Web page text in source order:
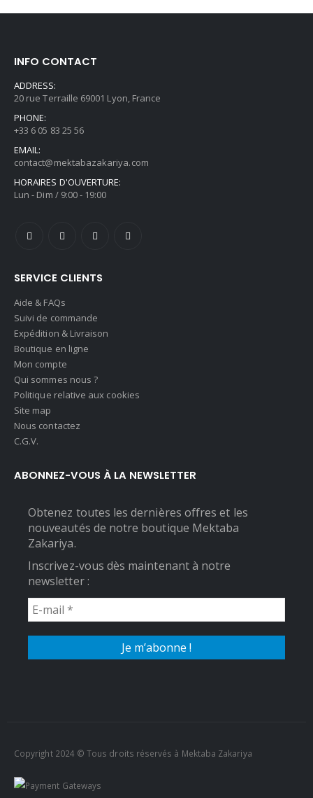
INFO CONTACT
ADDRESS:
20 rue Terraille 69001 Lyon, France
PHONE:
+33 6 05 83 25 56
EMAIL:
contact@mektabazakariya.com
HORAIRES D'OUVERTURE:
Lun - Dim / 9:00 - 19:00
SERVICE CLIENTS
Aide & FAQs
Suivi de commande
Expédition & Livraison
Boutique en ligne
Mon compte
Qui sommes nous ?
Politique relative aux cookies
Site map
Nous contactez
C.G.V.
ABONNEZ-VOUS À LA NEWSLETTER
Obtenez toutes les dernières offres et les
nouveautés de notre boutique Mektaba
Zakariya.
Inscrivez-vous dès maintenant à notre
newsletter :
Copyright 2024 © Tous droits réservés à Mektaba Zakariya